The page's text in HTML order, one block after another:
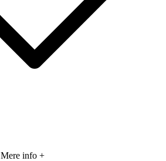
Mere info +